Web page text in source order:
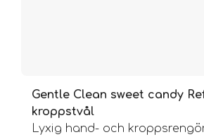
Gentle Clean sweet candy
kroppstvål
Lyxig hand- och